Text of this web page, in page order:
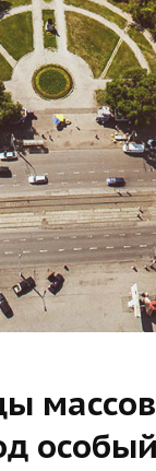
особый